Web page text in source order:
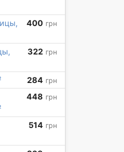
400 грн
322 грн
284 грн
448 грн
514 грн